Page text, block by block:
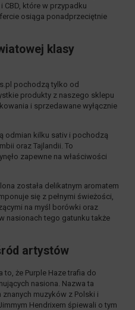
CBD, które w przypadku
osiąga ponadprzeciętnie
klasy
pochodzą tylko od
produkty z naszego sklepu
i sprzedawane wyłącznie
odmian kilku sativ i pochodzą
oraz Tajlandii. To
zapewne na właściwości
została delikatnym aromatem
się z pełnymi świeżości,
na myśl borówki oraz
nasionach tego gatunku także
artystów
to, że Purple Haze trafia do
nasiona. Nazwa ta
muzyków z Polski i
Hendrixem śpiewali o tym